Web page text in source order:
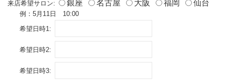
来店希望サロン: 銀座 名古屋 大阪 福岡 仙台
例：5月11日 10:00
希望日時1:
希望日時2:
希望日時3: